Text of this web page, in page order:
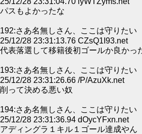
パスもよかったな
192:さあ名無しさん、ここは守りたい
25/12/28 23:31:13.76 CZsQ1I93.net
代表落選して移籍後初ゴールか良かっ
193:さあ名無しさん、ここは守りたい
25/12/28 23:31:26.66 /P/AzuXk.net
削って決める悪い奴
194:さあ名無しさん、ここは守りたい
25/12/28 23:31:36.94 dOycYFxn.net
アディングラ１キル１ゴール達成やん